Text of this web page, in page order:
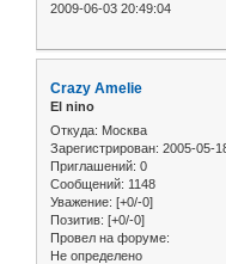
2009-06-03 20:49:04
Crazy Amelie
El nino
Откуда: Москва
Зарегистрирован: 2005-05-
Приглашений: 0
Сообщений: 1148
Уважение: [+0/-0]
Позитив: [+0/-0]
Провел на форуме:
Не определено